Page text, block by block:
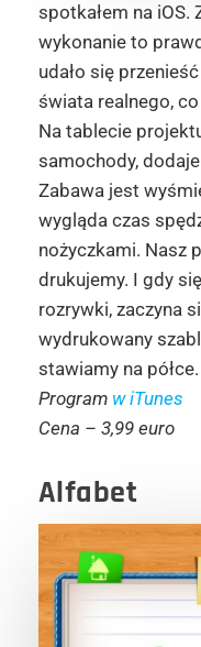
spotkałem na iOS.
wykonanie to
udało się
świata realnego,
Na tablecie
samochody,
Zabawa jest
wygląda czas
nożyczkami. Nasz
drukujemy. I gdy
rozrywki, zaczyna
wydrukowany
stawiamy na półce.
Program w iTunes
Cena – 3,99 euro
Alfabet